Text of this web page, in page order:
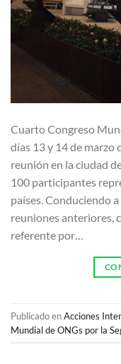
Cuarto Congreso
días 13 y 14 de marzo
reunión en la ciudad
100 participantes
países. Conduciendo
reuniones anteriores,
referente por…
Publicado enAcciones
Mundial de ONGs por la